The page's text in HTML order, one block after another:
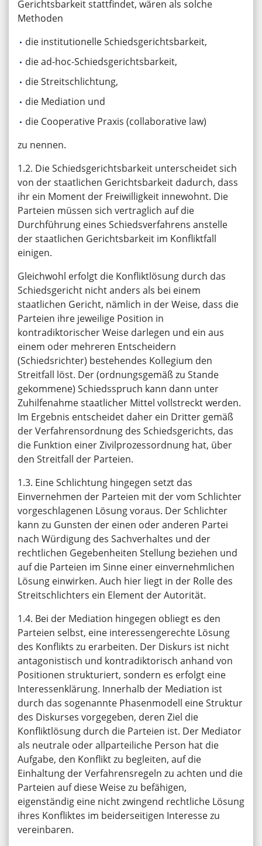
Gerichtsbarkeit stattfindet, wären als solche
Methoden
die institutionelle Schiedsgerichtsbarkeit,
die ad-hoc-Schiedsgerichtsbarkeit,
die Streitschlichtung,
die Mediation und
die Cooperative Praxis (collaborative law)
zu nennen.
1.2. Die Schiedsgerichtsbarkeit unterscheidet sich
von der staatlichen Gerichtsbarkeit dadurch, dass
ihr ein Moment der Freiwilligkeit innewohnt. Die
Parteien müssen sich vertraglich auf die
Durchführung eines Schiedsverfahrens anstelle
der staatlichen Gerichtsbarkeit im Konfliktfall
einigen.
Gleichwohl erfolgt die Konfliktlösung durch das
Schiedsgericht nicht anders als bei einem
staatlichen Gericht, nämlich in der Weise, dass die
Parteien ihre jeweilige Position in
kontradiktorischer Weise darlegen und ein aus
einem oder mehreren Entscheidern
(Schiedsrichter) bestehendes Kollegium den
Streitfall löst. Der (ordnungsgemäß zu Stande
gekommene) Schiedsspruch kann dann unter
Zuhilfenahme staatlicher Mittel vollstreckt werden.
Im Ergebnis entscheidet daher ein Dritter gemäß
der Verfahrensordnung des Schiedsgerichts, das
die Funktion einer Zivilprozessordnung hat, über
den Streitfall der Parteien.
1.3. Eine Schlichtung hingegen setzt das
Einvernehmen der Parteien mit der vom Schlichter
vorgeschlagenen Lösung voraus. Der Schlichter
kann zu Gunsten der einen oder anderen Partei
nach Würdigung des Sachverhaltes und der
rechtlichen Gegebenheiten Stellung beziehen und
auf die Parteien im Sinne einer einvernehmlichen
Lösung einwirken. Auch hier liegt in der Rolle des
Streitschlichters ein Element der Autorität.
1.4. Bei der Mediation hingegen obliegt es den
Parteien selbst, eine interessengerechte Lösung
des Konflikts zu erarbeiten. Der Diskurs ist nicht
antagonistisch und kontradiktorisch anhand von
Positionen strukturiert, sondern es erfolgt eine
Interessenklärung. Innerhalb der Mediation ist
durch das sogenannte Phasenmodell eine Struktur
des Diskurses vorgegeben, deren Ziel die
Konfliktlösung durch die Parteien ist. Der Mediator
als neutrale oder allparteiliche Person hat die
Aufgabe, den Konflikt zu begleiten, auf die
Einhaltung der Verfahrensregeln zu achten und die
Parteien auf diese Weise zu befähigen,
eigenständig eine nicht zwingend rechtliche Lösung
ihres Konfliktes im beiderseitigen Interesse zu
vereinbaren.